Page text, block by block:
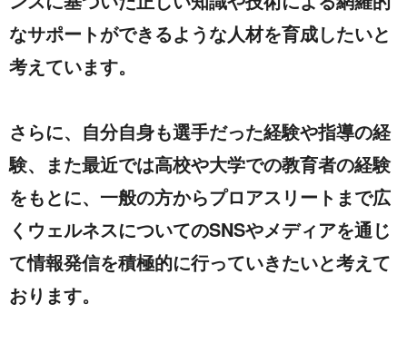
なサポートができるような人材を育成したいと
考えています。
さらに、自分自身も選手だった経験や指導の経
験、また最近では高校や大学での教育者の経験
をもとに、一般の方からプロアスリートまで広
くウェルネスについてのSNSやメディアを通じ
て情報発信を積極的に行っていきたいと考えて
おります。